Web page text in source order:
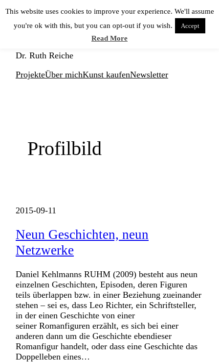
Zum
springen
KUNSTNERD
Dr. Ruth Reiche
ProjekteÜber michKunst kaufenNewsletter
Profilbild
2015-09-11
Neun Geschichten, neun
Netzwerke
Daniel Kehlmanns RUHM (2009) besteht aus neun
einzelnen Geschichten, Episoden, deren Figuren
teils überlappen bzw. in einer Beziehung zueinander
stehen – sei es, dass Leo Richter, ein Schriftsteller,
in der einen Geschichte von einer
seiner Romanfiguren erzählt, es sich bei einer
anderen dann um die Geschichte ebendieser
Romanfigur handelt, oder dass eine Geschichte das
Doppelleben eines…
This website uses cookies to improve your experience. We'll assume
you're ok with this, but you can opt-out if you wish.
Accept
Read More